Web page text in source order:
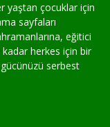
yaştan çocuklar için
sayfaları
eğitici
kadar herkes için bir
gücünüzü serbest